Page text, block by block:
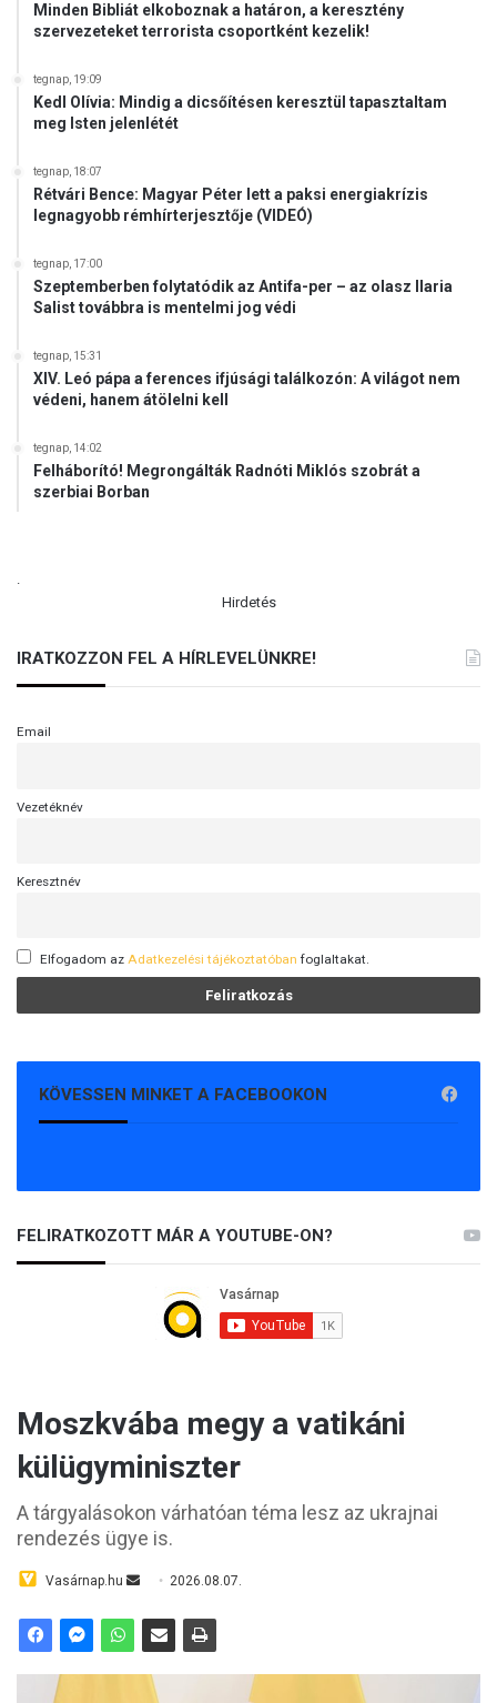
Minden Bibliát elkoboznak a határon, a keresztény
szervezeteket terrorista csoportként kezelik!
tegnap, 19:09
Kedl Olívia: Mindig a dicsőítésen keresztül tapasztaltam
meg Isten jelenlétét
tegnap, 18:07
Rétvári Bence: Magyar Péter lett a paksi energiakrízis
legnagyobb rémhírterjesztője (VIDEÓ)
tegnap, 17:00
Szeptemberben folytatódik az Antifa-per – az olasz Ilaria
Salist továbbra is mentelmi jog védi
tegnap, 15:31
XIV. Leó pápa a ferences ifjúsági találkozón: A világot nem
védeni, hanem átölelni kell
tegnap, 14:02
Felháborító! Megrongálták Radnóti Miklós szobrát a
szerbiai Borban
.
Hirdetés
IRATKOZZON FEL A HÍRLEVELÜNKRE!
Email
Vezetéknév
Keresztnév
Elfogadom az Adatkezelési tájékoztatóban foglaltakat.
KÖVESSEN MINKET A FACEBOOKON
FELIRATKOZOTT MÁR A YOUTUBE-ON?